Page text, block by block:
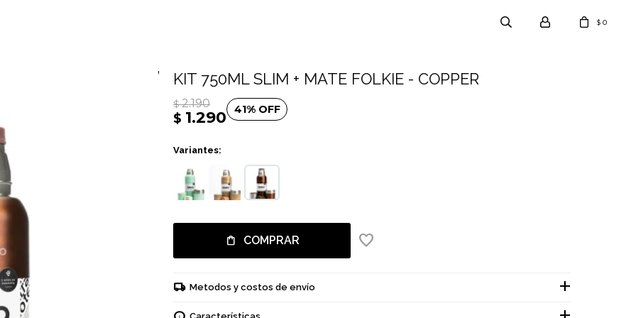
$ 0
KIT 750ML SLIM + MATE FOLKIE - COPPER
$ 1.290
$ 2.190 41
Variantes:
COMPRAR
Metodos y costos de envío